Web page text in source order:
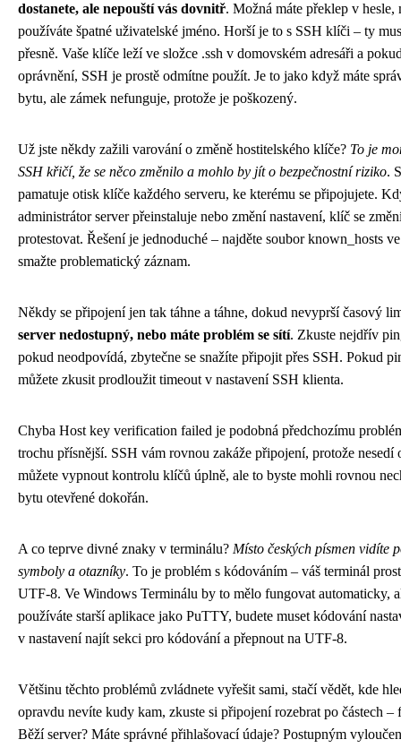
dostanete, ale nepouští vás dovnitř. Možná máte překlep v hesle,
používáte špatné uživatelské jméno. Horší je to s SSH klíči – ty
přesně. Vaše klíče leží ve složce .ssh v domovském adresáři a
oprávnění, SSH je prostě odmítne použít. Je to jako když máte
bytu, ale zámek nefunguje, protože je poškozený.
Už jste někdy zažili varování o změně hostitelského klíče? To je
SSH křičí, že se něco změnilo a mohlo by jít o bezpečnostní riziko.
pamatuje otisk klíče každého serveru, ke kterému se připojujete.
administrátor server přeinstaluje nebo změní nastavení, klíč se
protestovat. Řešení je jednoduché – najděte soubor known_hosts
smažte problematický záznam.
Někdy se připojení jen tak táhne a táhne, dokud nevyprší časový
server nedostupný, nebo máte problém se sítí. Zkuste nejdřív
pokud neodpovídá, zbytečne se snažíte připojit přes SSH. Pokud
můžete zkusit prodloužit timeout v nastavení SSH klienta.
Chyba Host key verification failed je podobná předchozímu
trochu přísnější. SSH vám rovnou zakáže připojení, protože nesedí
můžete vypnout kontrolu klíčů úplně, ale to byste mohli rovnou
bytu otevřené dokořán.
A co teprve divné znaky v terminálu? Místo českých písmen vidíte
symboly a otazníky. To je problém s kódováním – váš terminál
UTF-8. Ve Windows Terminálu by to mělo fungovat automaticky,
používáte starší aplikace jako PuTTY, budete muset kódování
v nastavení najít sekci pro kódování a přepnout na UTF-8.
Většinu těchto problémů zvládnete vyřešit sami, stačí vědět, kde
opravdu nevíte kudy kam, zkuste si připojení rozebrat po částech –
Běží server? Máte správné přihlašovací údaje? Postupným